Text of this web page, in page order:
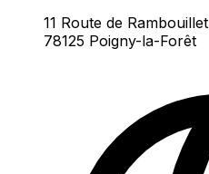
11 Route de Rambouillet
78125 Poigny-la-Forêt